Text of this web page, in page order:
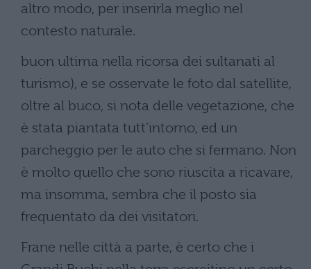
altro modo, per inserirla meglio nel
contesto naturale.
buon ultima nella ricorsa dei sultanati al
turismo), e se osservate le foto dal satellite,
oltre al buco, si nota delle vegetazione, che
è stata piantata tutt’intorno, ed un
parcheggio per le auto che si fermano. Non
è molto quello che sono riuscita a ricavare,
ma insomma, sembra che il posto sia
frequentato da dei visitatori.
Frane nelle città a parte, è certo che i